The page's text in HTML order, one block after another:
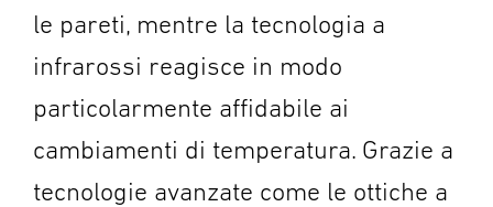
le pareti, mentre la tecnologia a
infrarossi reagisce in modo
particolarmente affidabile ai
cambiamenti di temperatura. Grazie a
tecnologie avanzate come le ottiche a